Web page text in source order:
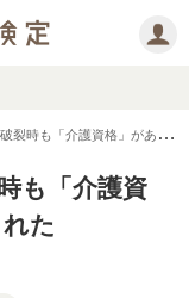
護資格」があったから乗り越えられた
も「介護資
た